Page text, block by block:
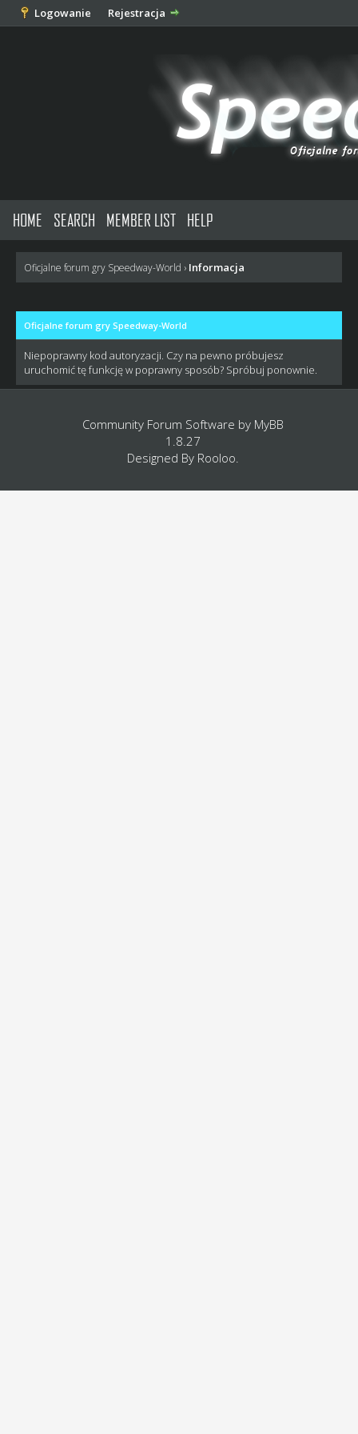
Logowanie Rejestracja
HOME SEARCH MEMBER LIST HELP
Oficjalne forum gry Speedway-World › Informacja
Oficjalne forum gry Speedway-World
Niepoprawny kod autoryzacji. Czy na pewno próbujesz
uruchomić tę funkcję w poprawny sposób? Spróbuj ponownie.
Community Forum Software by MyBB
1.8.27
Designed By Rooloo.